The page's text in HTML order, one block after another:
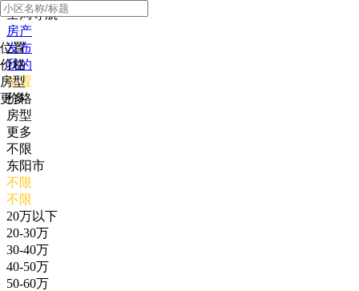
全局导航
房产
发布
我的
位置
价格
房型
更多
位置
价格
房型
更多
不限
东阳市
不限
不限
20万以下
20-30万
30-40万
40-50万
50-60万